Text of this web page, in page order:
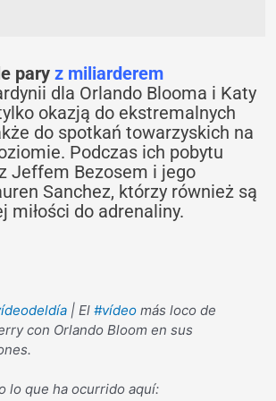
paryz miliarderem
dla Orlando Blooma i Katy
okazją do ekstremalnych
do spotkań towarzyskich na
Podczas ich pobytu
Jeffem Bezosem i jego
Sanchez, którzy również są
miłości do adrenaliny.
| El #vídeomás loco de
con Orlando Bloom en sus
lo que ha ocurrido aquí: